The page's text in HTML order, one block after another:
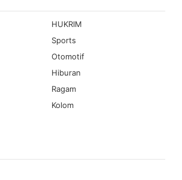
HUKRIM
Sports
Otomotif
Hiburan
Ragam
Kolom